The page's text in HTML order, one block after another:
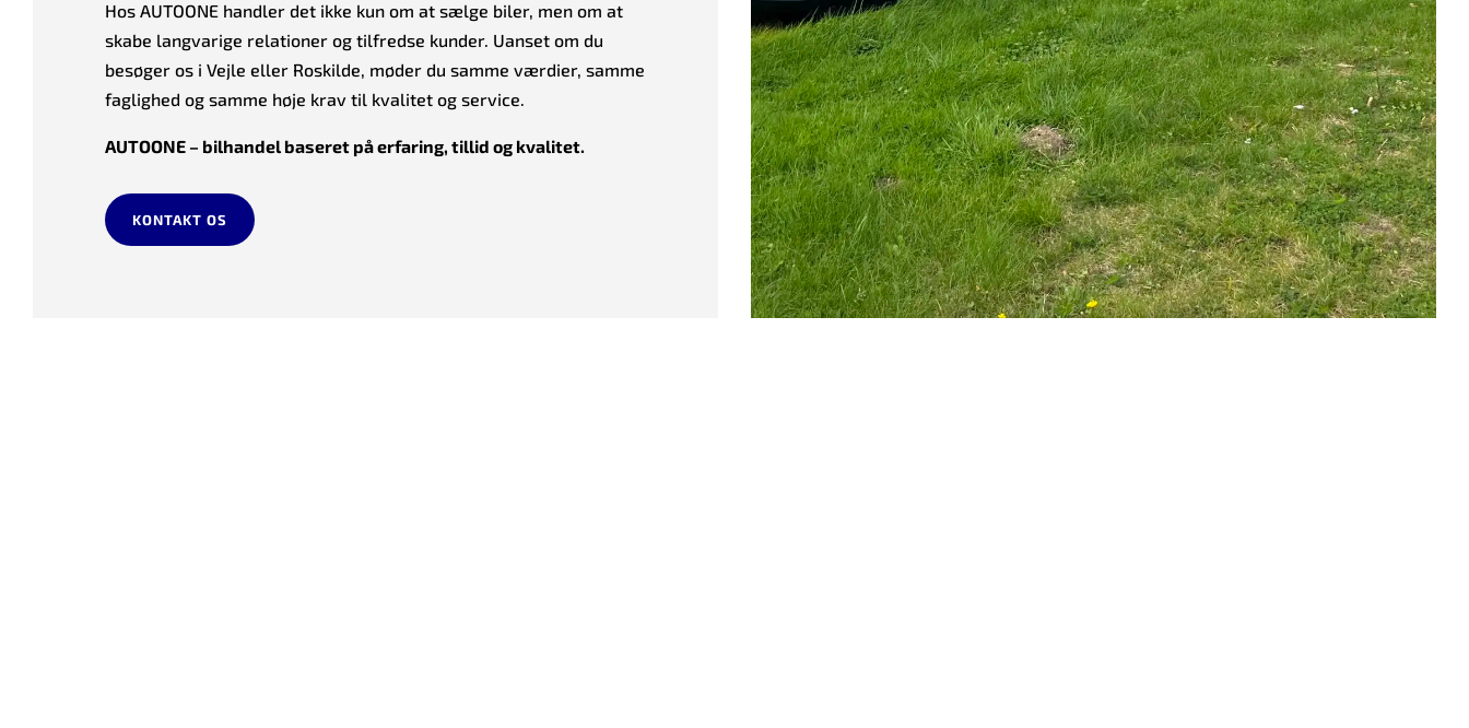
Hos AUTOONE handler det ikke kun om at sælge biler, men om at
skabe langvarige relationer og tilfredse kunder. Uanset om du
besøger os i Vejle eller Roskilde, møder du samme værdier, samme
faglighed og samme høje krav til kvalitet og service.
AUTOONE – bilhandel baseret på erfaring, tillid og kvalitet.
KONTAKT OS